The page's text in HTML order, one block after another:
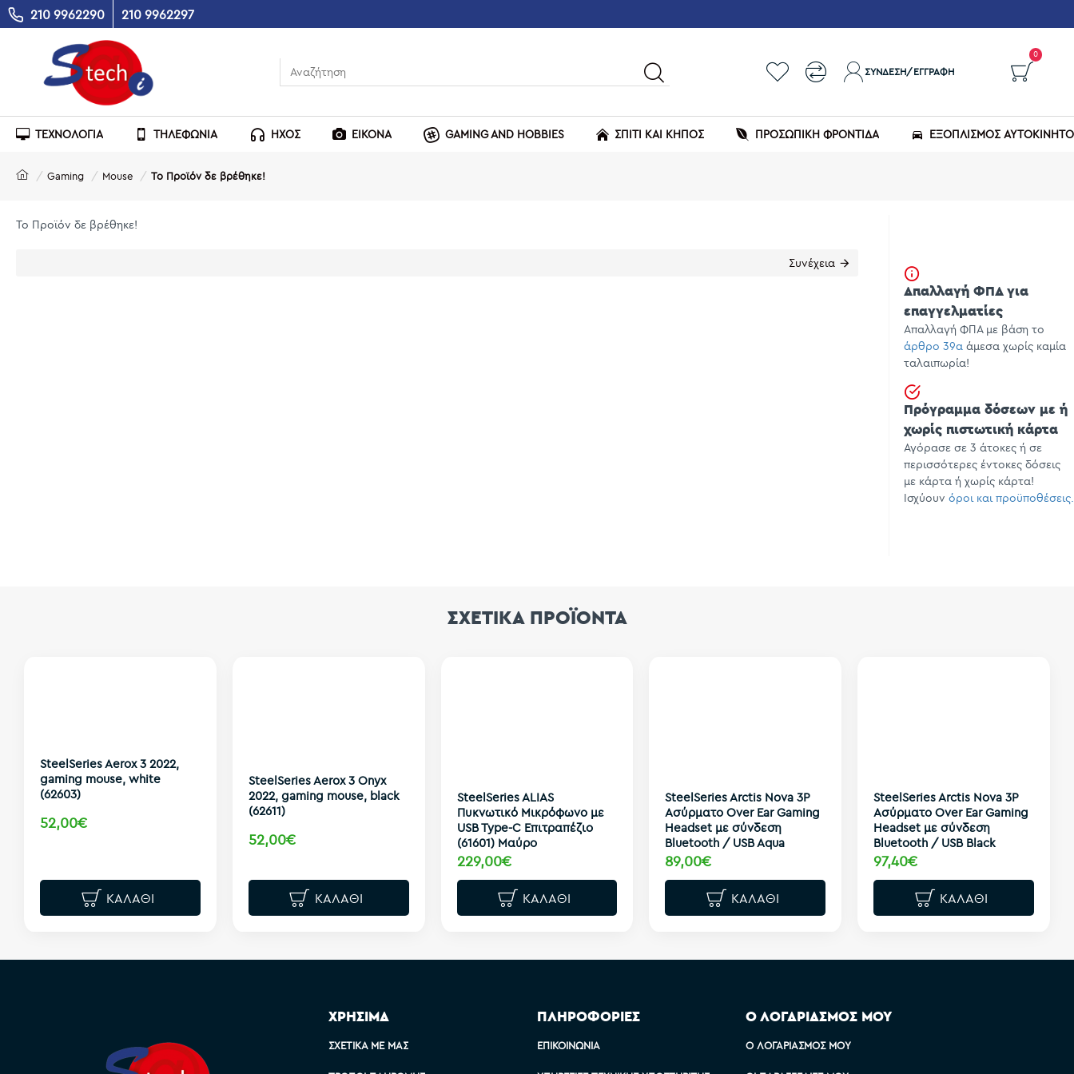
210 9962290 210 9962297
ΣΎΝΔΕΣΗ/ΕΓΓΡΑΦΉ
0
ΤΕΧΝΟΛΟΓΙΑ ΤΗΛΕΦΩΝΙΑ ΗΧΟΣ ΕΙΚΟΝΑ GAMING AND HOBBIES ΣΠΙΤΙ ΚΑΙ ΚΗΠΟΣ ΠΡΟΣΩΠΙΚΗ ΦΡΟΝΤΙΔΑ ΕΞΟΠΛΙΣΜΌΣ
Gaming Mouse Το Προϊόν δε βρέθηκε!
Το Προϊόν δε βρέθηκε!
Συνέχεια
Απαλλαγή ΦΠΑ για
επαγγελματίες
Απαλλαγή ΦΠΑ με βάση το
άρθρο 39α άμεσα χωρίς καμία
ταλαιπωρία!
Πρόγραμμα δόσεων με ή
χωρίς πιστωτική κάρτα
Αγόρασε σε 3 άτοκες ή σε
περισσότερες έντοκες δόσεις
με κάρτα ή χωρίς κάρτα!
Ισχύουν όροι και προϋποθέσεις.
ΣΧΕΤΙΚΑ ΠΡΟΪΟΝΤΑ
SteelSeries Aerox 3 2022,
gaming mouse, white
(62603)
52,00€
ΚΑΛΆΘΙ
SteelSeries Aerox 3 Onyx
2022, gaming mouse, black
(62611)
52,00€
ΚΑΛΆΘΙ
SteelSeries ALIAS
Πυκνωτικό Μικρόφωνο με
USB Type-C Επιτραπέζιο
(61601) Μαύρο
229,00€
ΚΑΛΆΘΙ
SteelSeries Arctis Nova 3P
Ασύρματο Over Ear Gaming
Headset με σύνδεση
Bluetooth / USB Aqua
89,00€
ΚΑΛΆΘΙ
SteelSeries Arctis Nova 3P
Ασύρματο Over Ear Gaming
Headset με σύνδεση
Bluetooth / USB Black
97,40€
ΚΑΛΆΘΙ
ΧΡΗΣΙΜΑ
ΣΧΕΤΙΚΆ ΜΕ ΜΑΣ
ΠΛΗΡΟΦΟΡΙΕΣ
ΕΠΙΚΟΙΝΩΝΊΑ
Ο ΛΟΓΑΡΙΑΣΜΟΣ ΜΟΥ
Ο ΛΟΓΑΡΙΑΣΜΌΣ ΜΟΥ